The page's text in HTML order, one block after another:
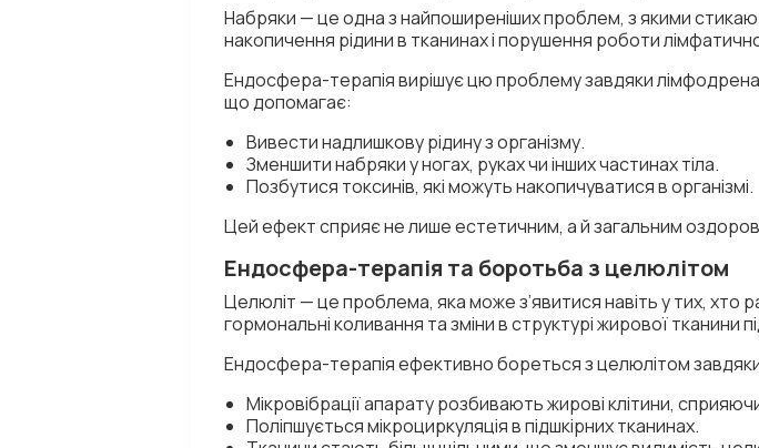
Набряки — це одна з найпоширеніших проблем, з якими
накопичення рідини в тканинах і порушення роботи
Ендосфера-терапія вирішує цю проблему завдяки
що допомагає:
Вивести надлишкову рідину з організму.
Зменшити набряки у ногах, руках чи інших частинах тіла.
Позбутися токсинів, які можуть накопичуватися в організмі.
Цей ефект сприяє не лише естетичним, а й загальним
Ендосфера-терапія та боротьба з целюлітом
Целюліт — це проблема, яка може з’явитися навіть у тих,
гормональні коливання та зміни в структурі жирової тканини
Ендосфера-терапія ефективно бореться з целюлітом
Мікровібрації апарату розбивають жирові клітини,
Поліпшується мікроциркуляція в підшкірних тканинах.